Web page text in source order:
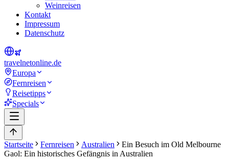
Weinreisen
Kontakt
Impressum
Datenschutz
travelnetonline.de
Europa
Fernreisen
Reisetipps
Specials
Startseite Fernreisen Australien
Ein Besuch im Old Melbourne
Gaol: Ein historisches Gefängnis in Australien